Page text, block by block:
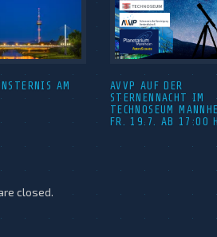
AM
AVVP AUF DER
STERNENNACHT IM
TECHNOSEUM
FR. 19.7. AB 17:00
closed.